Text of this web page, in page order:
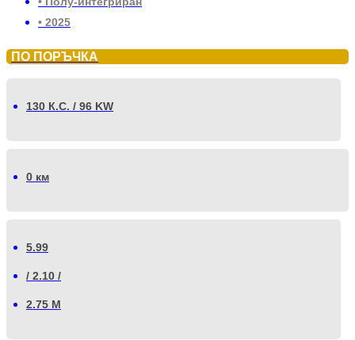
• 2025
ПО ПОРЪЧКА
130 К.С. / 96 KW
0 км
5.99
/ 2.10 /
2.75 М